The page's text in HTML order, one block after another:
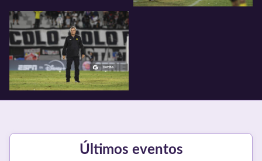
Últimos eventos